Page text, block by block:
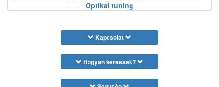
Optikai tuning
Kapcsolat
Hogyan keressek?